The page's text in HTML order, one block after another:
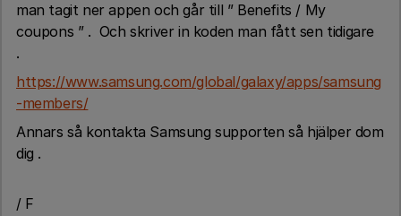
man tagit ner appen och går till ” Benefits / My
coupons ” . Och skriver in koden man fått sen tidigare
.
https://www.samsung.com/global/galaxy/apps/samsung
-members/
Annars så kontakta Samsung supporten så hjälper dom
dig .
/ F